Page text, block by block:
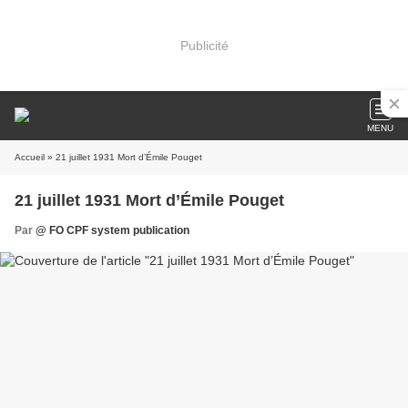
Publicité
MENU
Accueil » 21 juillet 1931 Mort d’Émile Pouget
21 juillet 1931 Mort d’Émile Pouget
Par @ FO CPF system publication